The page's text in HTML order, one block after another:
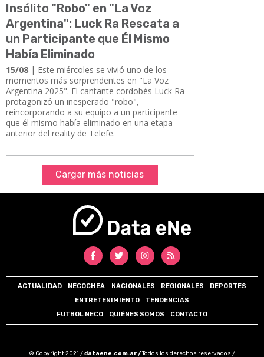
Insólito "Robo" en "La Voz
Argentina": Luck Ra Rescata a
un Participante que Él Mismo
Había Eliminado
15/08 | Este miércoles se vivió uno de los
momentos más sorprendentes en "La Voz
Argentina 2025". El cantante cordobés Luck Ra
protagonizó un inesperado "robo",
reincorporando a su equipo a un participante
que él mismo había eliminado en una etapa
anterior del reality de Telefe.
Cargar más noticias
ACTUALIDAD NECOCHEA NACIONALES REGIONALES
DEPORTES
ENTRETENIMIENTO
TENDENCIAS
FUTBOL NECO
QUIÉNES SOMOS CONTACTO
© Copyright 2021 /dataene.com.ar /Todos los derechos reservados /